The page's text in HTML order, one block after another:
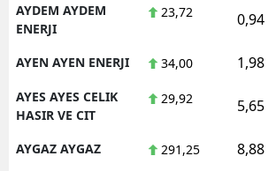
AYDEM AYDEM
ENERJI
23,72 0,94
AYEN AYEN ENERJI 34,00 1,98
AYES AYES CELIK
HASIR VE CIT
29,92 5,65
AYGAZ AYGAZ 291,25 8,88